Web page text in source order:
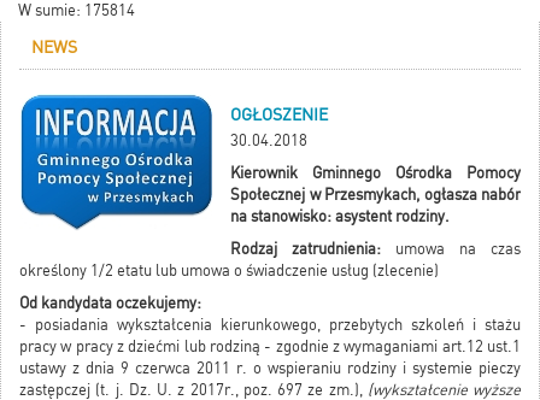
W sumie: 175814
NEWS
OGŁOSZENIE
30.04.2018
Kierownik Gminnego Ośrodka Pomocy
Społecznej w Przesmykach, ogłasza nabór
na stanowisko: asystent rodziny.
Rodzaj zatrudnienia: umowa na czas
określony 1/2 etatu lub umowa o świadczenie usług (zlecenie)
Od kandydata oczekujemy:
- posiadania wykształcenia kierunkowego, przebytych szkoleń i stażu
pracy w pracy z dziećmi lub rodziną - zgodnie z wymaganiami art.12 ust.1
ustawy z dnia 9 czerwca 2011 r. o wspieraniu rodziny i systemie pieczy
zastępczej (t. j. Dz. U. z 2017r., poz. 697 ze zm.), (wykształcenie wyższe